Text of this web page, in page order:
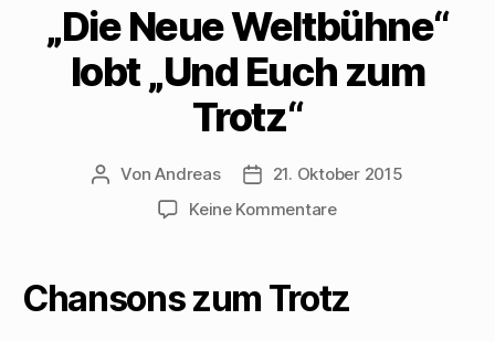
„Die Neue Weltbühne“
lobt „Und Euch zum
Trotz“
Beitragsautor
VonAndreas Beitragsdatum
21. Oktober 2015
Keine Kommentarezu
lobt
Chansons zum Trotz